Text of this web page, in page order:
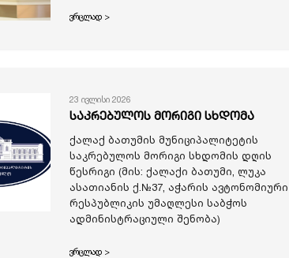
ვრცლად >
23 ივლისი 2026
საკრებულოს მორიგი სხდომა
ქალაქ ბათუმის მუნიციპალიტეტის
საკრებულოს მორიგი სხდომის დღის
წესრიგი (მის: ქალაქი ბათუმი, ლუკა
ასათიანის ქ.№37, აჭარის ავტონომიური
რესპუბლიკის უმაღლესი საბჭოს
ადმინისტრაციული შენობა)
ვრცლად >